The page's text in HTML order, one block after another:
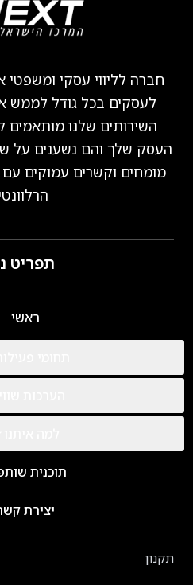
חברה לליווי עסקי
לעסקים בכל גודל לממש
השירותים שלנו מותאמים
העסק שלך והם נשענים על
מומחים וקשרים עמוקים עם
תפריט
ראשי
תוכנית
יצירת
תקנון